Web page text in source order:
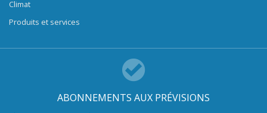
Climat
Produits et services
ABONNEMENTS AUX PRÉVISIONS